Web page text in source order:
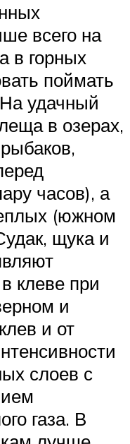
всего на
в горных
поймать
удачный
в озерах,
часов), а
(южном
щука и
клеве при
и
и от
слоев с
газа. В